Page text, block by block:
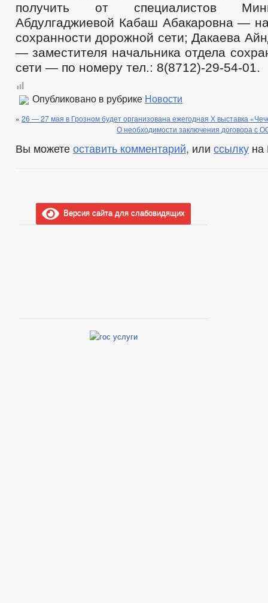
получить от специалистов
Абдулгаджиевой Кабаш Абакаровна —
сохранности дорожной сети; Дакаева
— заместителя начальника отдела
сети — по номеру тел.: 8(8712)-29-54-01.
Опубликовано в рубрике Новости
« 26 — 27 мая в Грозном будет организована ежегодная Х выставка
О необходимости заключения договора
Вы можете оставить комментарий, или ссылку на
Версия сайта для слабовидящих